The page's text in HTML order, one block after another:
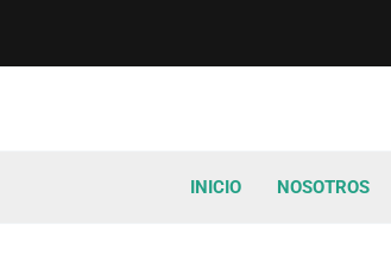
INICIO NOSOTROS